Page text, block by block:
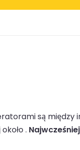
są między
.